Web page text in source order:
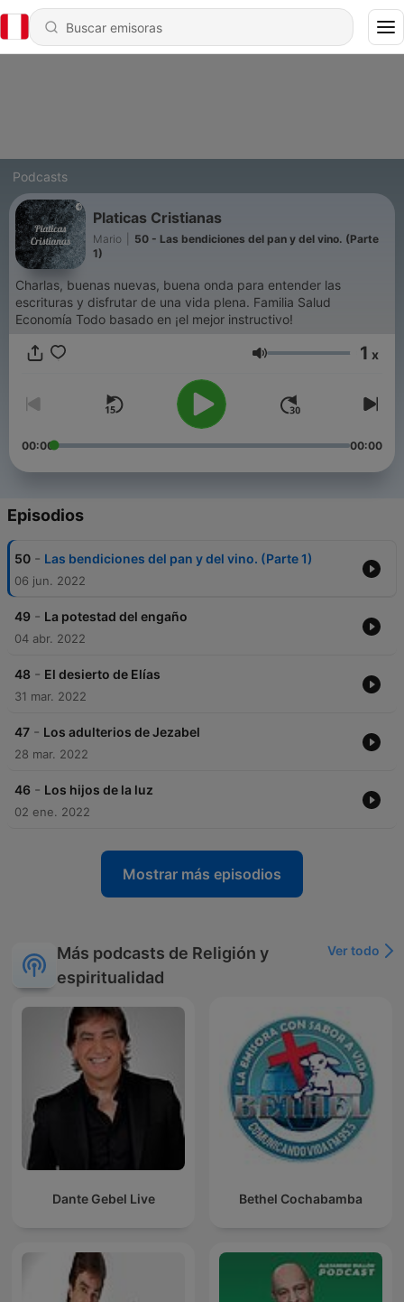
Podcasts
Platicas Cristianas
Mario
50 - Las bendiciones del pan y del vino. (Parte
1)
Charlas, buenas nuevas, buena onda para entender las
escrituras y disfrutar de una vida plena. Familia Salud
Economía Todo basado en ¡el mejor instructivo!
Volumen 1 x
00:00 00:00
Episodios
50 - Las bendiciones del pan y del vino. (Parte 1)
06 jun. 2022
49 - La potestad del engaño
04 abr. 2022
48 - El desierto de Elías
31 mar. 2022
47 - Los adulterios de Jezabel
28 mar. 2022
46 - Los hijos de la luz
02 ene. 2022
Mostrar más episodios
Más podcasts de Religión y
espiritualidad
Ver todo
Dante Gebel Live Bethel Cochabamba